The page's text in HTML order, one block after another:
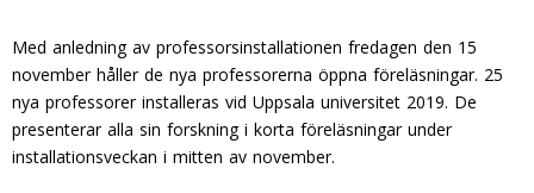
Med anledning av professorsinstallationen fredagen den 15
november håller de nya professorerna öppna föreläsningar. 25
nya professorer installeras vid Uppsala universitet 2019. De
presenterar alla sin forskning i korta föreläsningar under
installationsveckan i mitten av november.